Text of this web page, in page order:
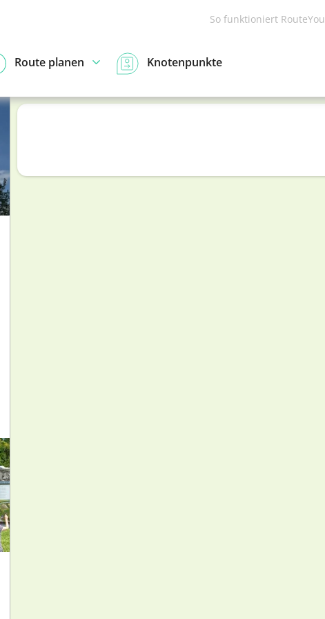
So funktioniert RouteYou
Route planen Knotenpunkte